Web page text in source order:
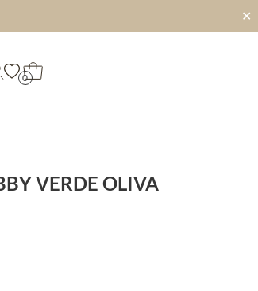
✕
0
VERDE OLIVA